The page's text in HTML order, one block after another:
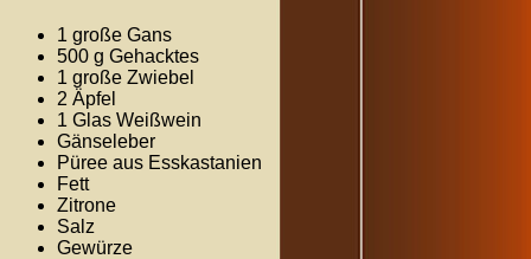
1 große Gans
500 g Gehacktes
1 große Zwiebel
2 Äpfel
1 Glas Weißwein
Gänseleber
Püree aus Esskastanien
Fett
Zitrone
Salz
Gewürze